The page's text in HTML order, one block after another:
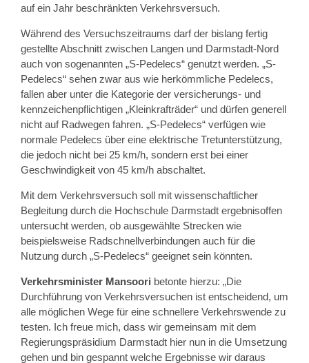
auf ein Jahr beschränkten Verkehrsversuch.
Während des Versuchszeitraums darf der bislang fertig
gestellte Abschnitt zwischen Langen und Darmstadt-Nord
auch von sogenannten „S-Pedelecs“ genutzt werden. „S-
Pedelecs“ sehen zwar aus wie herkömmliche Pedelecs,
fallen aber unter die Kategorie der versicherungs- und
kennzeichenpflichtigen „Kleinkrafträder“ und dürfen generell
nicht auf Radwegen fahren. „S-Pedelecs“ verfügen wie
normale Pedelecs über eine elektrische Tretunterstützung,
die jedoch nicht bei 25 km/h, sondern erst bei einer
Geschwindigkeit von 45 km/h abschaltet.
Mit dem Verkehrsversuch soll mit wissenschaftlicher
Begleitung durch die Hochschule Darmstadt ergebnisoffen
untersucht werden, ob ausgewählte Strecken wie
beispielsweise Radschnellverbindungen auch für die
Nutzung durch „S-Pedelecs“ geeignet sein könnten.
Verkehrsminister Mansoori betonte hierzu: „Die
Durchführung von Verkehrsversuchen ist entscheidend, um
alle möglichen Wege für eine schnellere Verkehrswende zu
testen. Ich freue mich, dass wir gemeinsam mit dem
Regierungspräsidium Darmstadt hier nun in die Umsetzung
gehen und bin gespannt welche Ergebnisse wir daraus